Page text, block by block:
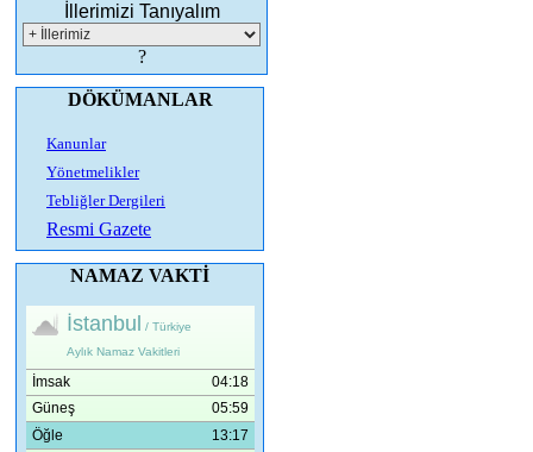
İllerimizi Tanıyalım
?
DÖKÜMANLAR
Kanunlar
Yönetmelikler
Tebliğler Dergileri
Resmi Gazete
NAMAZ VAKTİ